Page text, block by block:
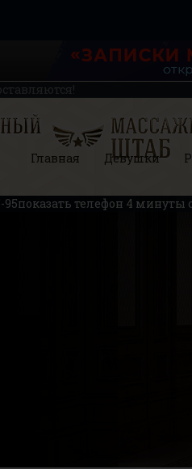
Главная
Девушки
95показать телефон 4 минуты